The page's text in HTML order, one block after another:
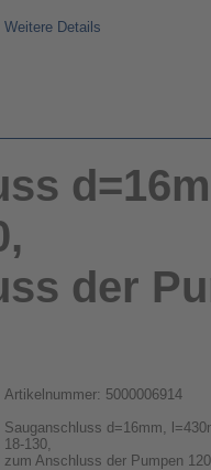
Weitere Details
der
Artikelnummer: 5000006914
Sauganschluss d=16mm,
18-130,
zum Anschluss der Pumpen